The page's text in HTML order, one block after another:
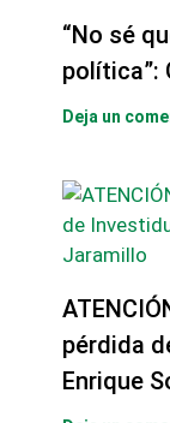
“No sé
política”:
Deja un
pérdida
Enrique